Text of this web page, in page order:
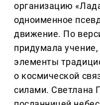
организацию
одноименное
движение. По
придумала
элементы
о космической
силами. Светлана